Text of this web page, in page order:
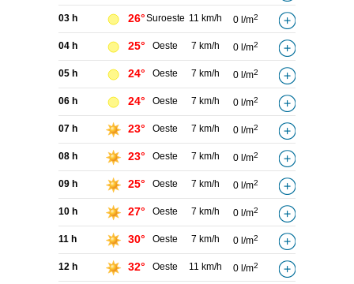
03 h 26°Suroeste 11 km/h 0 l/m2
04 h 25° Oeste 7 km/h 0 l/m2
05 h 24° Oeste 7 km/h 0 l/m2
06 h 24° Oeste 7 km/h 0 l/m2
07 h 23° Oeste 7 km/h 0 l/m2
08 h 23° Oeste 7 km/h 0 l/m2
09 h 25° Oeste 7 km/h 0 l/m2
10 h 27° Oeste 7 km/h 0 l/m2
11 h 30° Oeste 7 km/h 0 l/m2
12 h 32° Oeste 11 km/h 0 l/m2